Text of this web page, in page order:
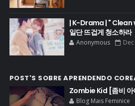
| K-Drama | "
일단 뜨겁게 청소하라
Anonymous
POST'S SOBRE APRENDENDO
Zombie Kid [좀비
Blog Mais Feminice